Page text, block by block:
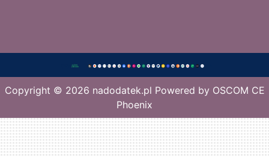
Copyright © 2026 nadodatek.pl Powered by OSCOM CE
Phoenix